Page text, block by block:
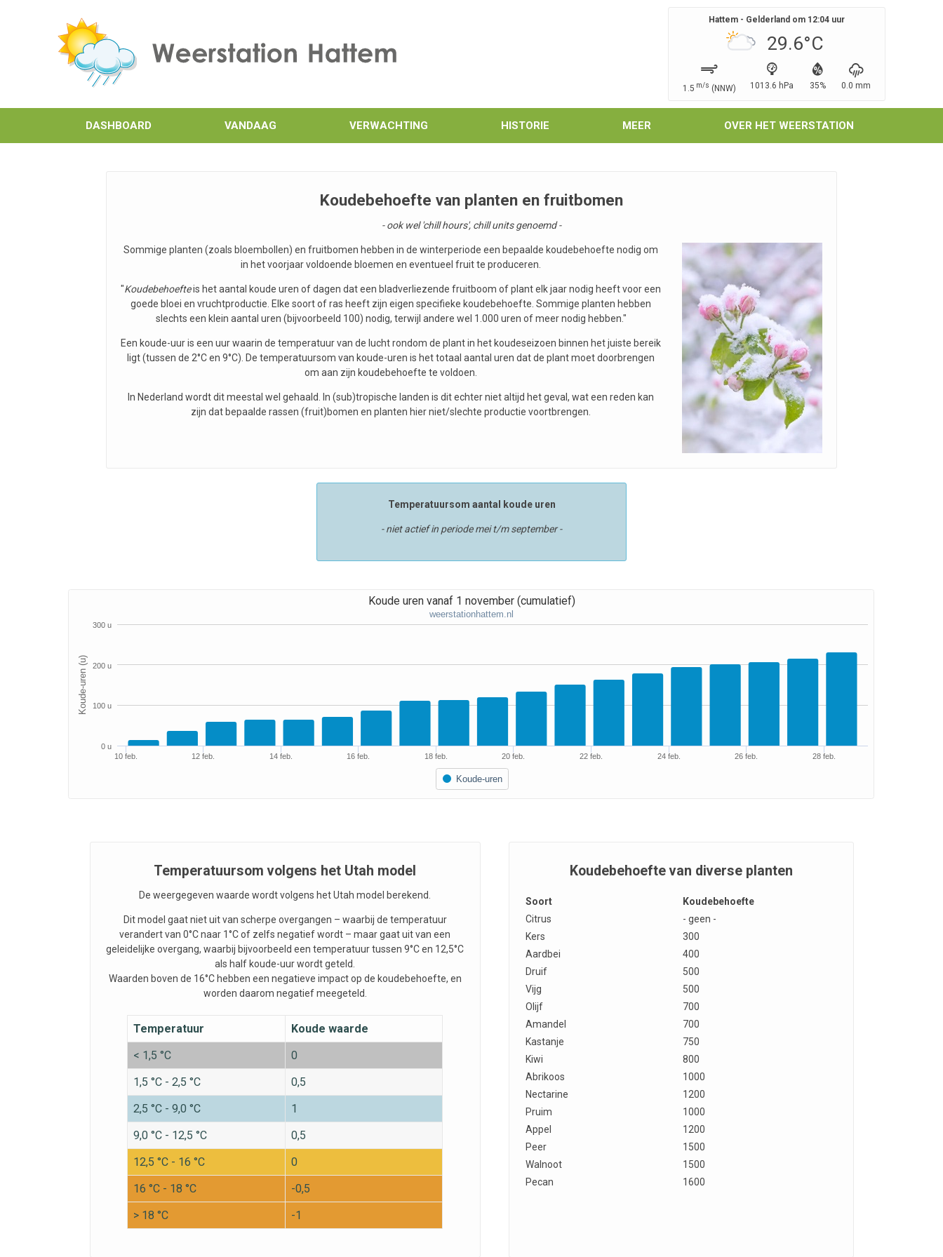
Hattem - Gelderland om 12:04 uur
29.6°C
1.5 m/s ( NNW) 1013.6 hPa 35% 0.0 mm
DASHBOARD VANDAAG VERWACHTING HISTORIE MEER OVER HET WEERSTATION
Koudebehoefte van planten en fruitbomen
- ook wel 'chill hours', chill units genoemd -
Sommige planten (zoals bloembollen) en fruitbomen hebben in de winterperiode een bepaalde koudebehoefte nodig om
in het voorjaar voldoende bloemen en eventueel fruit te produceren.
"Koudebehoefteis het aantal koude uren of dagen dat een bladverliezende fruitboom of plant elk jaar nodig heeft voor een
goede bloei en vruchtproductie. Elke soort of ras heeft zijn eigen specifieke koudebehoefte. Sommige planten hebben
slechts een klein aantal uren (bijvoorbeeld 100) nodig, terwijl andere wel 1.000 uren of meer nodig hebben."
Een koude-uur is een uur waarin de temperatuur van de lucht rondom de plant in het koudeseizoen binnen het juiste bereik
ligt (tussen de 2°C en 9°C). De temperatuursom van koude-uren is het totaal aantal uren dat de plant moet doorbrengen
om aan zijn koudebehoefte te voldoen.
In Nederland wordt dit meestal wel gehaald. In (sub)tropische landen is dit echter niet altijd het geval, wat een reden kan
zijn dat bepaalde rassen (fruit)bomen en planten hier niet/slechte productie voortbrengen.
Temperatuursom aantal koude uren
- niet actief in periode mei t/m september -
Koude-uren (u)
Koude uren vanaf 1 november (cumulatief)
weerstationhattem.nl
Koude-uren
10 feb. 12 feb. 14 feb. 16 feb. 18 feb. 20 feb. 22 feb. 24 feb. 26 feb. 28 feb.
0 u
100 u
200 u
300 u
Temperatuursom volgens het Utah model
De weergegeven waarde wordt volgens het Utah model berekend.
Dit model gaat niet uit van scherpe overgangen – waarbij de temperatuur
verandert van 0°C naar 1°C of zelfs negatief wordt – maar gaat uit van een
geleidelijke overgang, waarbij bijvoorbeeld een temperatuur tussen 9°C en 12,5°C
als half koude-uur wordt geteld.
Waarden boven de 16°C hebben een negatieve impact op de koudebehoefte, en
worden daarom negatief meegeteld.
Temperatuur
Koude waarde
< 1,5 °C
0
1,5 °C - 2,5 °C
0,5
2,5 °C - 9,0 °C
1
9,0 °C - 12,5 °C
0,5
12,5 °C - 16 °C
0
16 °C - 18 °C
-0,5
> 18 °C
-1
Koudebehoefte van diverse planten
Soort
Koudebehoefte
Citrus
- geen -
Kers
300
Aardbei
400
Druif
500
Vijg
500
Olijf
700
Amandel
700
Kastanje
750
Kiwi
800
Abrikoos
1000
Nectarine
1200
Pruim
1000
Appel
1200
Peer
1500
Walnoot
1500
Pecan
1600